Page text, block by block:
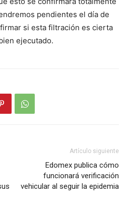
pendientes el día de
si esta filtración es cierta
ejecutado.
Artículo siguiente
Edomex publica cómo
funcionará verificación
vehicular al seguir la epidemia